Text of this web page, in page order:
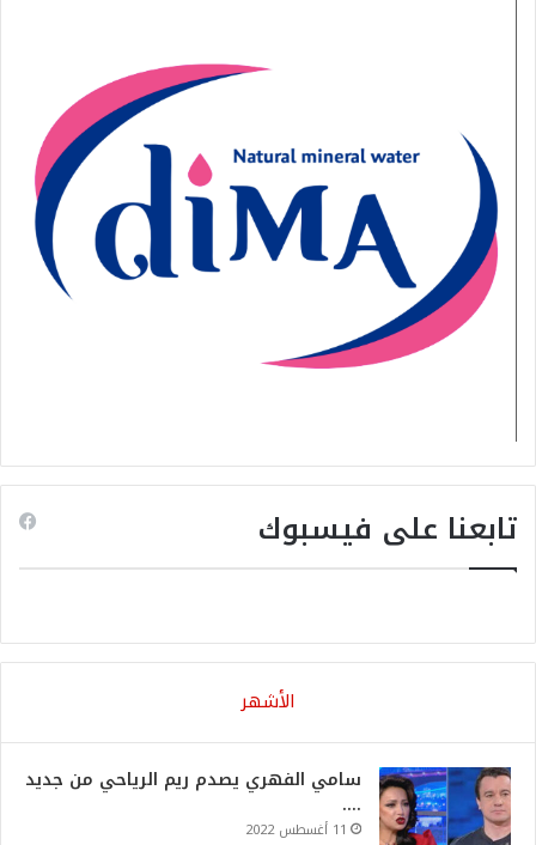
تابعنا على فيسبوك
الأشهر
سامي الفهري يصدم ريم الرياحي من جديد
….
11 أغسطس 2022